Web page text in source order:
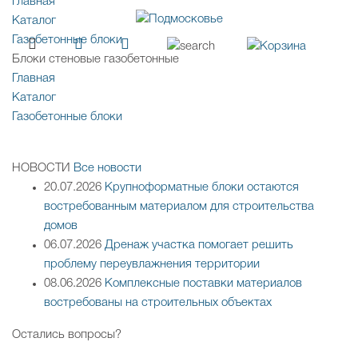
Каталог
Газобетонные блоки
Блоки стеновые газобетонные
Главная
Каталог
Газобетонные блоки
НОВОСТИ
Все новости
20.07.2026 Крупноформатные блоки остаются
востребованным материалом для строительства
домов
06.07.2026 Дренаж участка помогает решить
проблему переувлажнения территории
08.06.2026 Комплексные поставки материалов
востребованы на строительных объектах
Остались вопросы?